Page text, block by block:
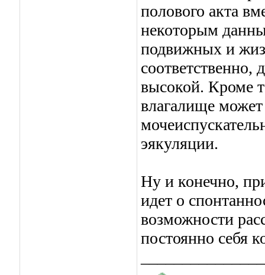
полового акта
некоторым
подвижных и
соответственно,
высокой. Кроме
влагалище может
эякуляции.
Ну и конечно,
идет о
возможности
постоянно себя